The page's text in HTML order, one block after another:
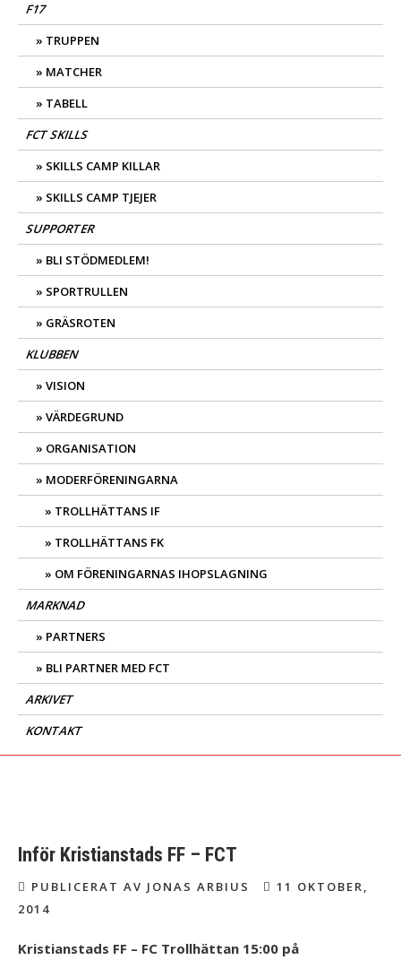
F17
TRUPPEN
MATCHER
TABELL
FCT SKILLS
SKILLS CAMP KILLAR
SKILLS CAMP TJEJER
SUPPORTER
BLI STÖDMEDLEM!
SPORTRULLEN
GRÄSROTEN
KLUBBEN
VISION
VÄRDEGRUND
ORGANISATION
MODERFÖRENINGARNA
TROLLHÄTTANS IF
TROLLHÄTTANS FK
OM FÖRENINGARNAS IHOPSLAGNING
MARKNAD
PARTNERS
BLI PARTNER MED FCT
ARKIVET
KONTAKT
Inför Kristianstads FF – FCT
PUBLICERAT AV JONAS ARBIUS
11 OKTOBER,
2014
Kristianstads FF – FC Trollhättan 15:00 på